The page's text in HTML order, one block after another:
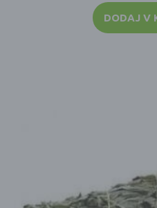
DODAJ V